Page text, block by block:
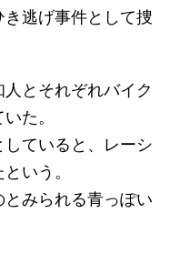
逃げ事件として捜
とそれぞれバイク
た。
ていると、レーシ
いう。
みられる青っぽい